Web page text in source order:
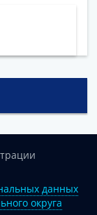
данных
округа